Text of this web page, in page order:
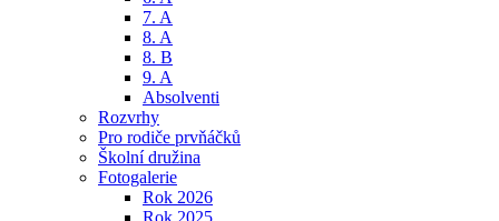
7. A
8. A
8. B
9. A
Absolventi
Rozvrhy
Pro rodiče prvňáčků
Školní družina
Fotogalerie
Rok 2026
Rok 2025